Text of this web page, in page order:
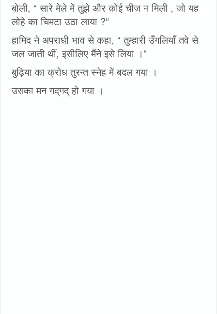
बोली, “ सारे मेले में तुझे और कोई चीज न मिली , जो यह
लोहे का चिमटा उठा लाया ?”
हामिद ने अपराधी भाव से कहा, “ तुम्हारी उँगलियाँ तवे से
जल जाती थीं, इसीलिए मैंने इसे लिया ।”
बुढ़िया का क्रोध तुरन्त स्नेह में बदल गया ।
उसका मन गद्‌गद्‌ हो गया ।